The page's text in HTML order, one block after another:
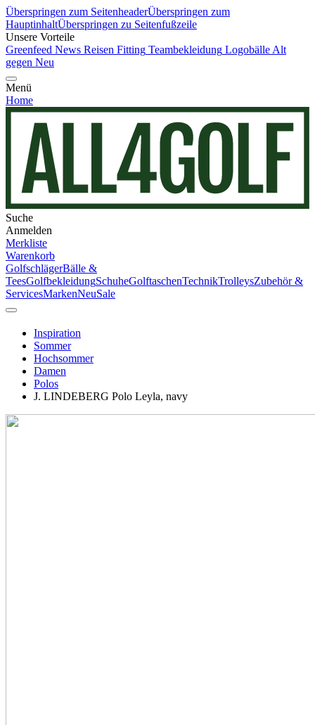
Überspringen zum SeitenheaderÜberspringen zum
HauptinhaltÜberspringen zu Seitenfußzeile
Unsere Vorteile
Greenfeed News Reisen Fitting Teambekleidung Logobälle Alt
gegen Neu
Menü
Home
Suche
Anmelden
Merkliste
Warenkorb
GolfschlägerBälle &
TeesGolfbekleidungSchuheGolftaschenTechnikTrolleysZubehör &
ServicesMarkenNeuSale
Inspiration
Sommer
Hochsommer
Damen
Polos
J. LINDEBERG Polo Leyla, navy